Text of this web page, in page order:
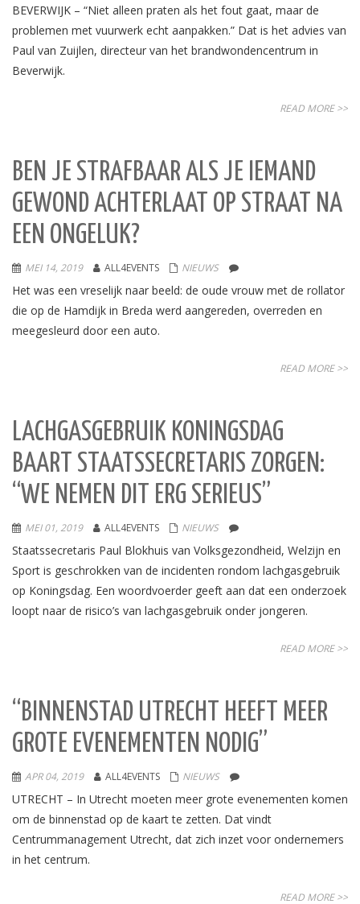
BEVERWIJK – “Niet alleen praten als het fout gaat, maar de
problemen met vuurwerk echt aanpakken.” Dat is het advies van
Paul van Zuijlen, directeur van het brandwondencentrum in
Beverwijk.
READ MORE >>
BEN JE STRAFBAAR ALS JE IEMAND
GEWOND ACHTERLAAT OP STRAAT NA
EEN ONGELUK?
MEI 14, 2019 ALL4EVENTS NIEUWS
Het was een vreselijk naar beeld: de oude vrouw met de rollator
die op de Hamdijk in Breda werd aangereden, overreden en
meegesleurd door een auto.
READ MORE >>
LACHGASGEBRUIK KONINGSDAG
BAART STAATSSECRETARIS ZORGEN:
“WE NEMEN DIT ERG SERIEUS”
MEI 01, 2019 ALL4EVENTS NIEUWS
Staatssecretaris Paul Blokhuis van Volksgezondheid, Welzijn en
Sport is geschrokken van de incidenten rondom lachgasgebruik
op Koningsdag. Een woordvoerder geeft aan dat een onderzoek
loopt naar de risico’s van lachgasgebruik onder jongeren.
READ MORE >>
“BINNENSTAD UTRECHT HEEFT MEER
GROTE EVENEMENTEN NODIG”
APR 04, 2019 ALL4EVENTS NIEUWS
UTRECHT – In Utrecht moeten meer grote evenementen komen
om de binnenstad op de kaart te zetten. Dat vindt
Centrummanagement Utrecht, dat zich inzet voor ondernemers
in het centrum.
READ MORE >>